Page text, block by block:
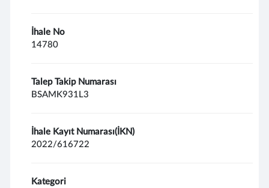
İhale No
14780
Talep Takip Numarası
BSAMK931L3
İhale Kayıt Numarası(İKN)
2022/616722
Kategori